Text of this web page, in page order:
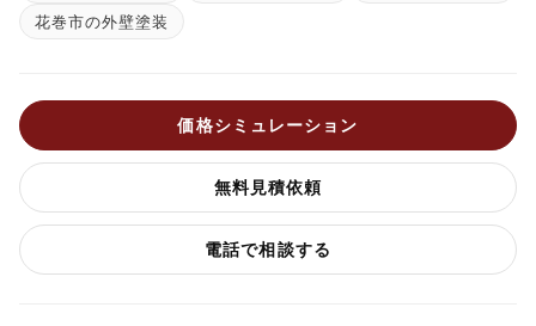
花巻市の外壁塗装
価格シミュレーション
無料見積依頼
電話で相談する